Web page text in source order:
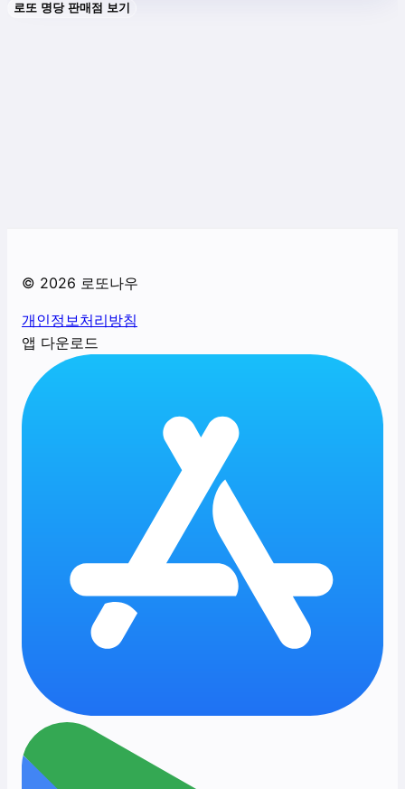
로또 명당 판매점 보기
© 2026 로또나우
개인정보처리방침
앱 다운로드